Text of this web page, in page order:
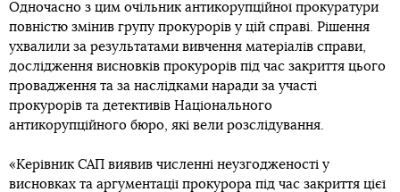
Одночасно з цим очільник антикорупційної прокуратури
повністю змінив групу прокурорів у цій справі. Рішення
ухвалили за результатами вивчення матеріалів справи,
дослідження висновків прокурорів під час закриття цього
провадження та за наслідками наради за участі
прокурорів та детективів Національного
антикорупційного бюро, які вели розслідування.
«Керівник САП виявив численні неузгодженості у
висновках та аргументації прокурора під час закриття цієї